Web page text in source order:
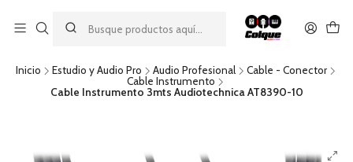
descuento por pago con transferencia bancaria
por una compra mínima de $49.990. Este descuento no es
acumulable a otras promociones ni aplicable a gastos de envío.
Inicio Estudio y Audio Pro Audio Profesional
Cable - Conector
Cable Instrumento
Cable Instrumento 3mts Audiotechnica AT8390-10